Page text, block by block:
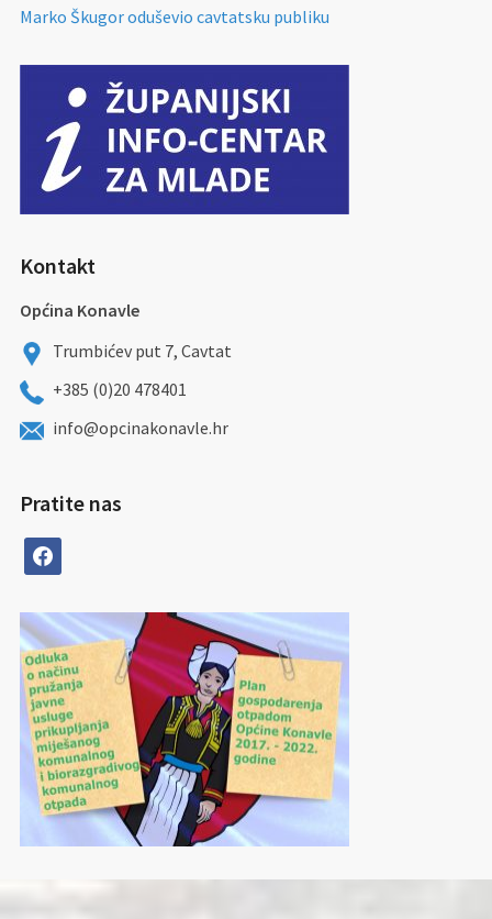
Marko Škugor oduševio cavtatsku publiku
Kontakt
Općina Konavle
Trumbićev put 7, Cavtat
+385 (0)20 478401
info@opcinakonavle.hr
Pratite nas
facebook